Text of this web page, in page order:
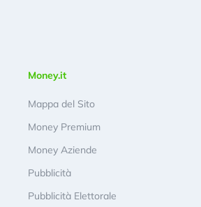
Money.it
Mappa del Sito
Money Premium
Money Aziende
Pubblicità
Pubblicità Elettorale